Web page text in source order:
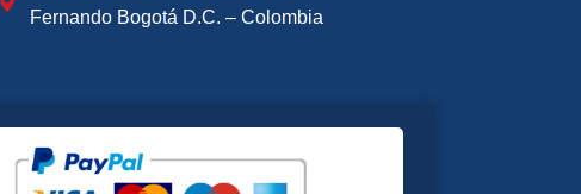
Fernando Bogotá D.C. – Colombia